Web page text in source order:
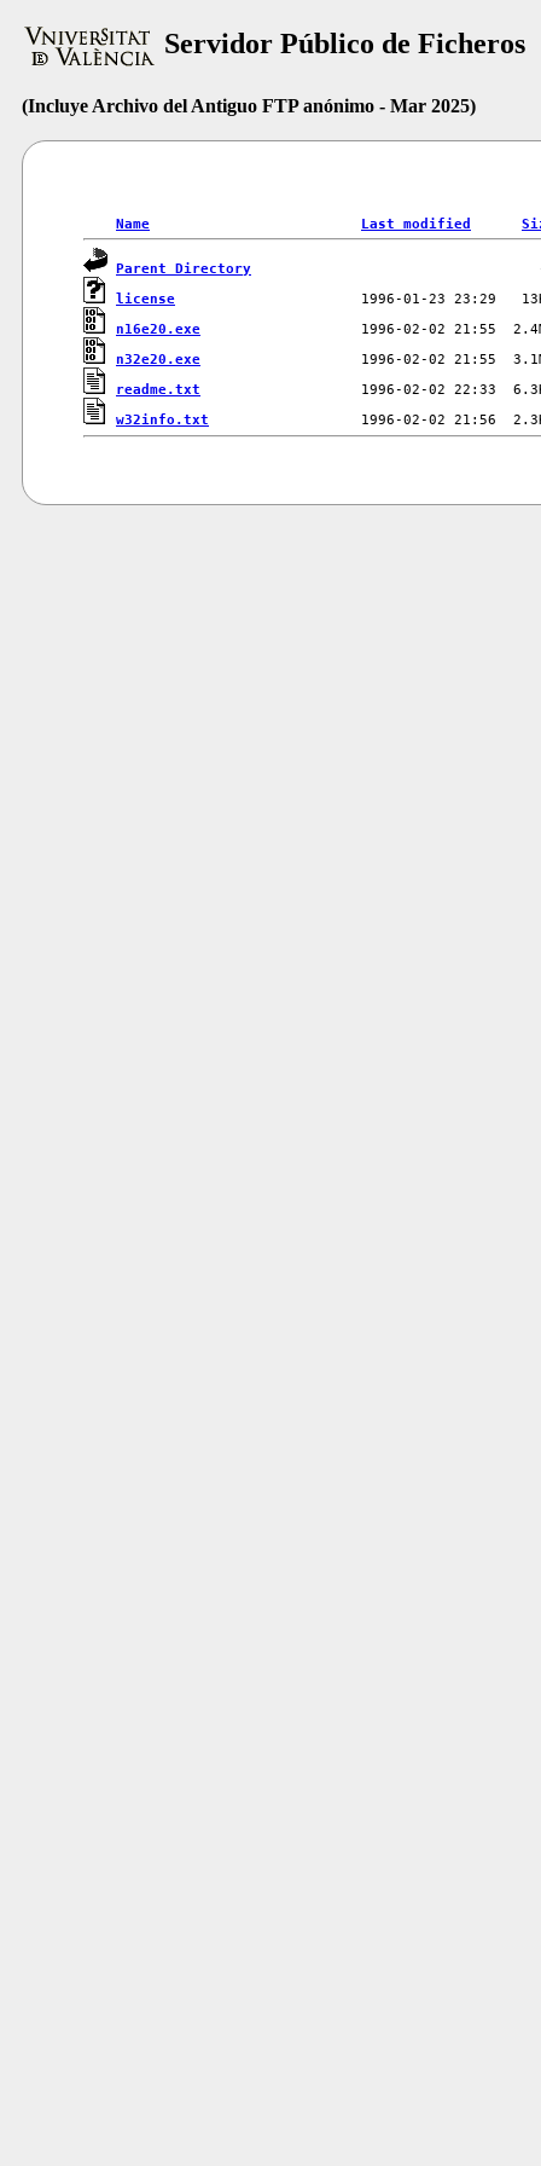
Servidor Público de Ficheros
(Incluye Archivo del Antiguo FTP anónimo - Mar 2025)
Name Last modified
Parent Directory
license
n16e20.exe
n32e20.exe
readme.txt
w32info.txt